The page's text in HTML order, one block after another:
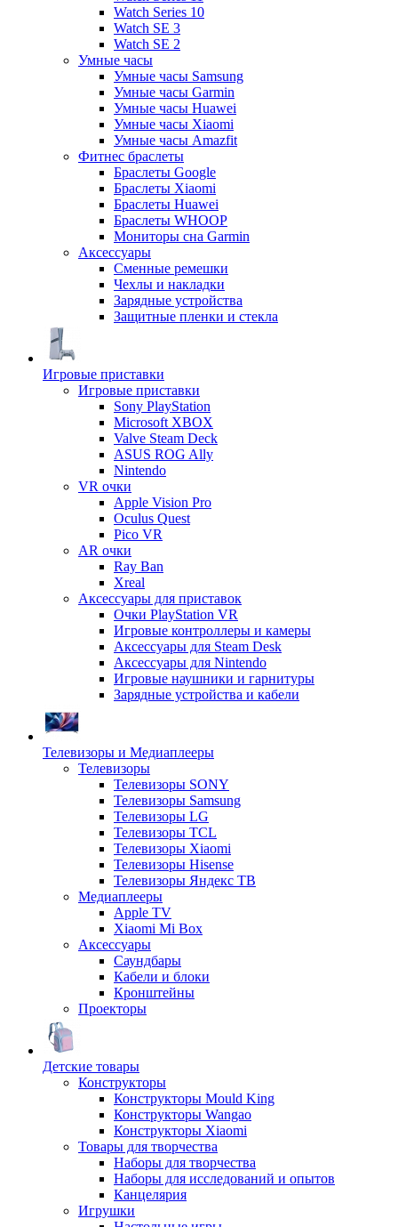
Watch Series 10
Watch SE 3
Watch SE 2
Умные часы
Умные часы Samsung
Умные часы Garmin
Умные часы Huawei
Умные часы Xiaomi
Умные часы Amazfit
Фитнес браслеты
Браслеты Google
Браслеты Xiaomi
Браслеты Huawei
Браслеты WHOOP
Мониторы сна Garmin
Аксессуары
Сменные ремешки
Чехлы и накладки
Зарядные устройства
Защитные пленки и стекла
Игровые приставки
Игровые приставки
Sony PlayStation
Microsoft XBOX
Valve Steam Deck
ASUS ROG Ally
Nintendo
VR очки
Apple Vision Pro
Oculus Quest
Pico VR
AR очки
Ray Ban
Xreal
Аксессуары для приставок
Очки PlayStation VR
Игровые контроллеры и камеры
Аксессуары для Steam Desk
Аксессуары для Nintendo
Игровые наушники и гарнитуры
Зарядные устройства и кабели
Телевизоры и Медиаплееры
Телевизоры
Телевизоры SONY
Телевизоры Samsung
Телевизоры LG
Телевизоры TCL
Телевизоры Xiaomi
Телевизоры Hisense
Телевизоры Яндекс ТВ
Медиаплееры
Apple TV
Xiaomi Mi Box
Аксессуары
Саундбары
Кабели и блоки
Кронштейны
Проекторы
Детские товары
Конструкторы
Конструкторы Mould King
Конструкторы Wangao
Конструкторы Xiaomi
Товары для творчества
Наборы для творчества
Наборы для исследований и опытов
Канцелярия
Игрушки